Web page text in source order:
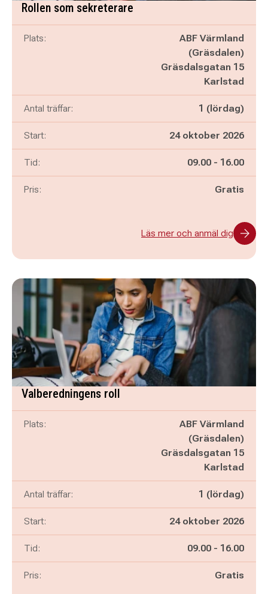
Rollen som sekreterare
Plats:
ABF Värmland
(Gräsdalen)
Gräsdalsgatan 15
Karlstad
Antal träffar: 1 (lördag)
Start: 24 oktober 2026
Tid: Pågår mellan
09.00 - och
16.00
Pris: Gratis
Läs mer och anmäl dig
Valberedningens roll
Plats:
ABF Värmland
(Gräsdalen)
Gräsdalsgatan 15
Karlstad
Antal träffar: 1 (lördag)
Start: 24 oktober 2026
Tid: Pågår mellan
09.00 - och
16.00
Pris: Gratis